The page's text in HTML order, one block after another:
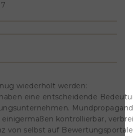
wiederholt werden:
eine entscheidende
einigermaßen kontrollierbar,
von selbst auf